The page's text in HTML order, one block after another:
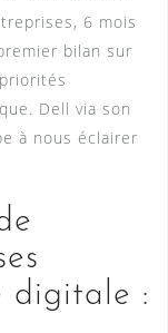
6 mois
bilan sur
Dell via son
à nous éclairer
digitale :